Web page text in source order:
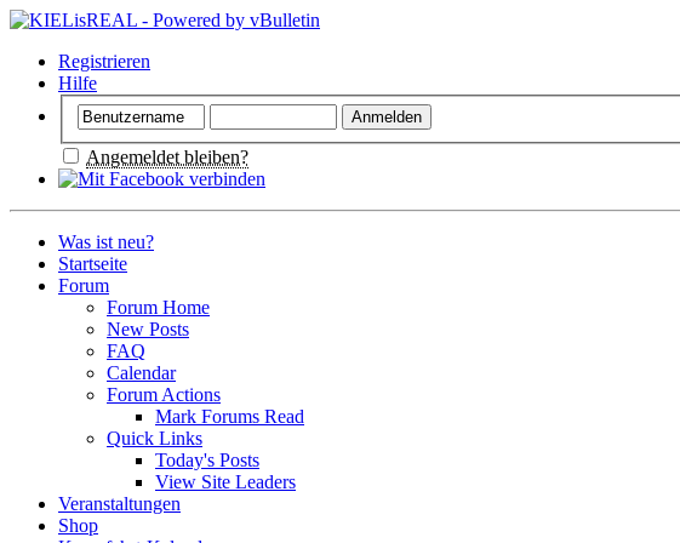
Registrieren
Hilfe
Angemeldet bleiben?
Was ist neu?
Startseite
Forum
Forum Home
New Posts
FAQ
Calendar
Forum Actions
Mark Forums Read
Quick Links
Today's Posts
View Site Leaders
Veranstaltungen
Shop